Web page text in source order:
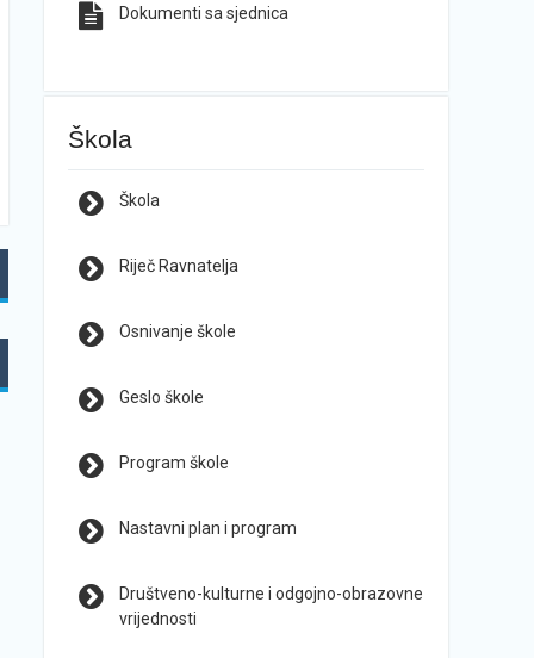
Dokumenti sa sjednica
Škola
Škola
Riječ Ravnatelja
Osnivanje škole
Geslo škole
Program škole
Nastavni plan i program
Društveno-kulturne i odgojno-obrazovne
vrijednosti